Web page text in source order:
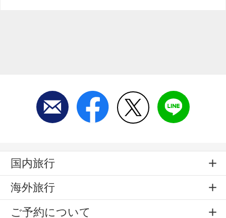
国内旅行
海外旅行
ご予約について